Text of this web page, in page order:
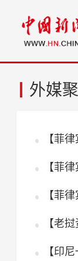
外媒
【菲
【菲
【菲
【老
【印